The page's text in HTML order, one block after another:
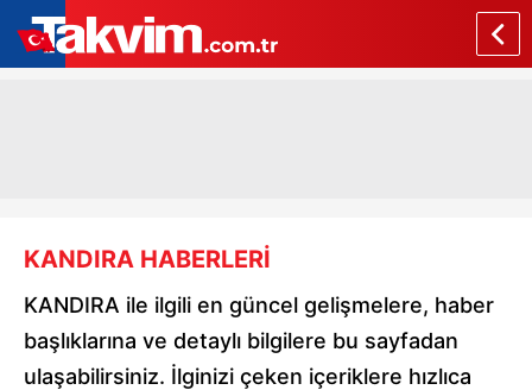
KANDIRA HABERLERİ
KANDIRA ile ilgili en güncel gelişmelere, haber
başlıklarına ve detaylı bilgilere bu sayfadan
ulaşabilirsiniz. İlginizi çeken içeriklere hızlıca